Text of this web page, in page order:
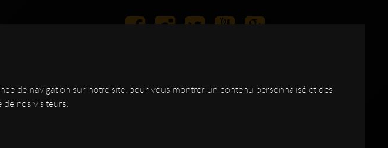
de navigation sur notre site, pour vous montrer un contenu personnalisé et des
nos visiteurs.